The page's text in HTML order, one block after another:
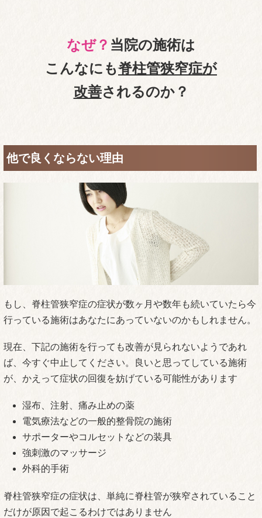
なぜ？ 当院の施術は
こんなにも脊柱管狭窄症が
改善されるのか？
他で良くならない理由
もし、脊柱管狭窄症の症状が数ヶ月や数年も続いていたら今
行っている施術はあなたにあっていないのかもしれません。
現在、下記の施術を行っても改善が見られないようであれ
ば、今すぐ中止してください。良いと思ってしている施術
が、かえって症状の回復を妨げている可能性があります
湿布、注射、痛み止めの薬
電気療法などの一般的整骨院の施術
サポーターやコルセットなどの装具
強刺激のマッサージ
外科的手術
脊柱管狭窄症の症状は、単純に脊柱管が狭窄されていること
だけが原因で起こるわけではありません